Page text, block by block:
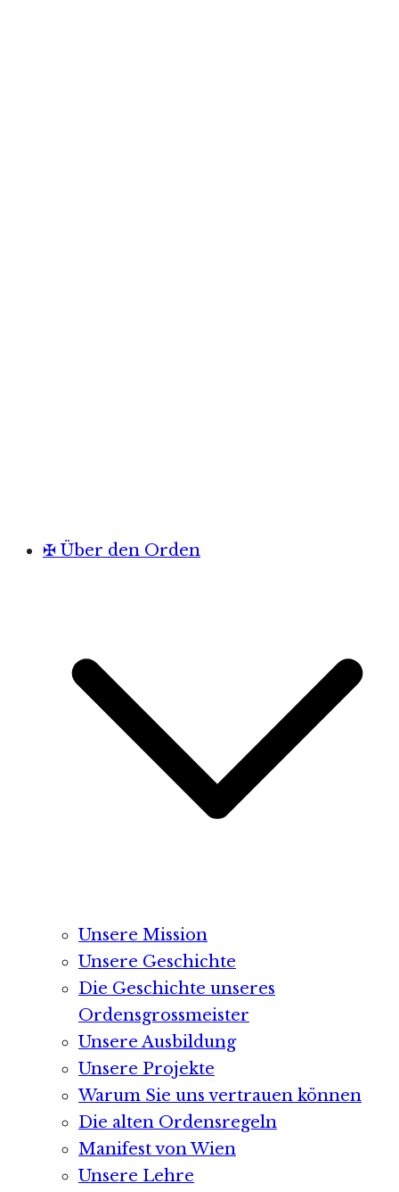
✠ Über den Orden
Unsere Mission
Unsere Geschichte
Die Geschichte unseres
Ordensgrossmeister
Unsere Ausbildung
Unsere Projekte
Warum Sie uns vertrauen können
Die alten Ordensregeln
Manifest von Wien
Unsere Lehre